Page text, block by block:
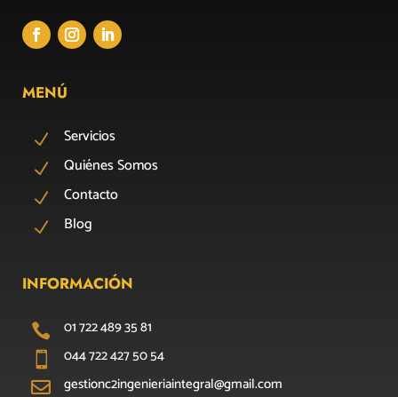
MENÚ
N Servicios
N Quiénes Somos
N Contacto
N Blog
INFORMACIÓN
 01 722 489 35 81
 044 722 427 50 54
 gestionc2ingenieriaintegral@gmail.com